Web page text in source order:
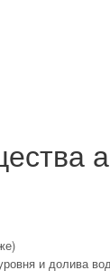
и долива